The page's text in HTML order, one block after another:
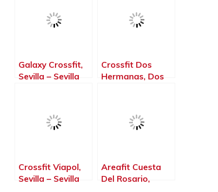
Galaxy Crossfit,
Sevilla – Sevilla
Crossfit Dos
Hermanas, Dos
Crossfit Viapol,
Sevilla – Sevilla
Areafit Cuesta
Del Rosario,